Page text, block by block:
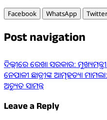
Facebook WhatsApp
Post navigation
ଦିଲ୍ଲୀରେ ରେଖା ସରକାର:
ନେପାଳୀ ଛାତ୍ରୀଙ୍କ ଆତ୍ମହତ୍ୟା
ଅଚ୍ୟୁତ ସାମନ୍ତ
Leave a Reply